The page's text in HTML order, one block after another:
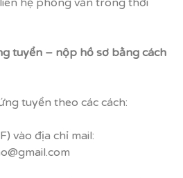
hệ phỏng vấn trong thời
tuyển – nộp hồ sơ bằng cách
tuyển theo các cách:
vào địa chỉ mail: